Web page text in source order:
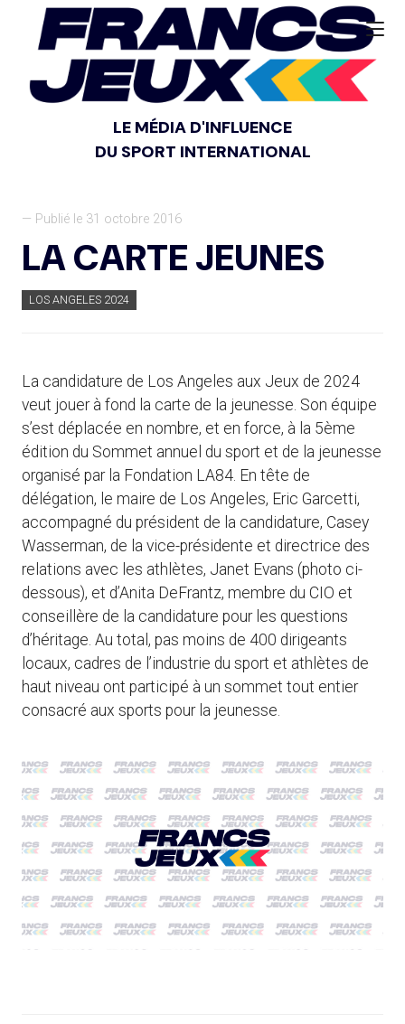
LE MÉDIA D'INFLUENCE
DU SPORT INTERNATIONAL
— Publié le 31 octobre 2016
LA CARTE JEUNES
LOS ANGELES 2024
La candidature de Los Angeles aux Jeux de 2024
veut jouer à fond la carte de la jeunesse. Son équipe
s’est déplacée en nombre, et en force, à la 5ème
édition du Sommet annuel du sport et de la jeunesse
organisé par la Fondation LA84. En tête de
délégation, le maire de Los Angeles, Eric Garcetti,
accompagné du président de la candidature, Casey
Wasserman, de la vice-présidente et directrice des
relations avec les athlètes, Janet Evans (photo ci-
dessous), et d’Anita DeFrantz, membre du CIO et
conseillère de la candidature pour les questions
d’héritage. Au total, pas moins de 400 dirigeants
locaux, cadres de l’industrie du sport et athlètes de
haut niveau ont participé à un sommet tout entier
consacré aux sports pour la jeunesse.